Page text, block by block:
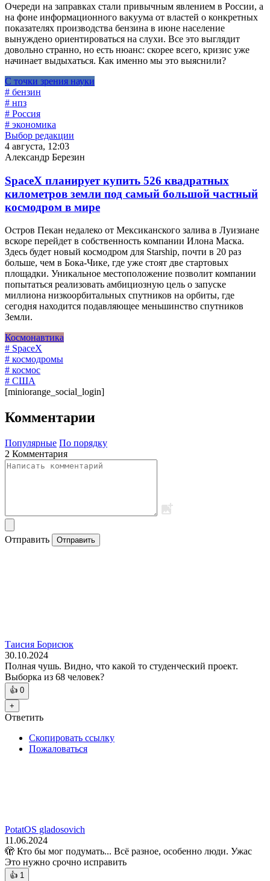
Очереди на заправках стали привычным явлением в России, а
на фоне информационного вакуума от властей о конкретных
показателях производства бензина в июне население
вынуждено ориентироваться на слухи. Все это выглядит
довольно странно, но есть нюанс: скорее всего, кризис уже
начинает выдыхаться. Как именно мы это выяснили?
С точки зрения науки
# бензин
# нпз
# Россия
# экономика
Выбор редакции
4 августа, 12:03
Александр Березин
SpaceX планирует купить 526 квадратных
километров земли под самый большой частный
космодром в мире
Остров Пекан недалеко от Мексиканского залива в Луизиане
вскоре перейдет в собственность компании Илона Маска.
Здесь будет новый космодром для Starship, почти в 20 раз
больше, чем в Бока-Чике, где уже стоят две стартовых
площадки. Уникальное местоположение позволит компании
попытаться реализовать амбициозную цель о запуске
миллиона низкоорбитальных спутников на орбиты, где
сегодня находится подавляющее меньшинство спутников
Земли.
Космонавтика
# SpaceX
# космодромы
# космос
# США
[miniorange_social_login]
Комментарии
Популярные По порядку
2 Комментария
Отправить Отправить
Таисия Борисюк
30.10.2024
Полная чушь. Видно, что какой то студенческий проект.
Выборка из 68 человек?
👍 0
+
Ответить
Скопировать ссылку
Пожаловаться
PotatOS gladosovich
11.06.2024
🫣 Кто бы мог подумать... Всё разное, особенно люди. Ужас
Это нужно срочно исправить
👍 1